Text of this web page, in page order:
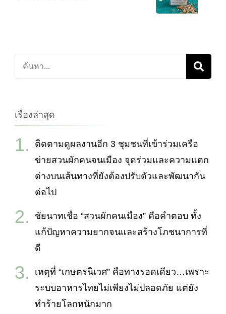
ค้นหา
เกี่ยว
เรื่องล่าสุด
ติดตามดูผลงานอีก 3 ชุมชนที่เข้าร่วมเครือ
ข่ายสวนผักคนจนเมือง จุดร่วมและความแตก
ต่างบนเส้นทางที่ยังต้องปรับตัวและพัฒนากัน
ต่อไป
ชัยนาทเชื่อ “สวนผักคนเมือง” คือคำตอบ ทั้ง
แก้ปัญหาความยากจนและสร้างโภชนาการที่
ดี
เหตุที่ “เกษตรนิเวศ” คือทางรอดเดียว…เพราะ
ระบบอาหารไทยไม่เพียงไม่ปลอดภัย แต่ยัง
ทำร้ายโลกหนักมาก